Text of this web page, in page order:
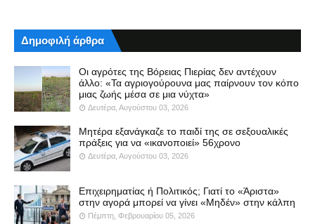
Δημοφιλή άρθρα
Οι αγρότες της Βόρειας Πιερίας δεν αντέχουν
άλλο: «Τα αγριογούρουνα μας παίρνουν τον κόπο
μιας ζωής μέσα σε μια νύχτα»
Δευτέρα, Αυγούστου 03, 2026
Μητέρα εξανάγκαζε το παιδί της σε σεξουαλικές
πράξεις για να «ικανοποιεί» 56χρονο
Δευτέρα, Αυγούστου 03, 2026
Επιχειρηματίας ή Πολιτικός; Γιατί το «Άριστα»
στην αγορά μπορεί να γίνει «Μηδέν» στην κάλπη
Πέμπτη, Φεβρουαρίου 05, 2026